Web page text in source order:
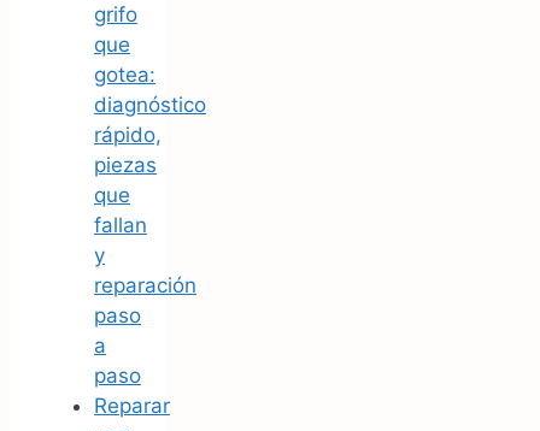
grifo
que
gotea:
diagnóstico
rápido,
piezas
que
fallan
y
reparación
paso
a
paso
Reparar